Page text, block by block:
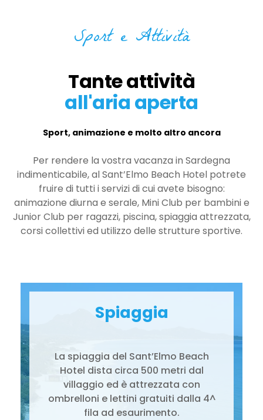
Sport e Attività
Tante attività
all'aria aperta
Sport, animazione e molto altro ancora
Per rendere la vostra vacanza in Sardegna
indimenticabile, al Sant’Elmo Beach Hotel potrete
fruire di tutti i servizi di cui avete bisogno:
animazione diurna e serale, Mini Club per bambini e
Junior Club per ragazzi, piscina, spiaggia attrezzata,
corsi collettivi ed utilizzo delle strutture sportive.
Spiaggia
La spiaggia del Sant’Elmo Beach
Hotel dista circa 500 metri dal
villaggio ed è attrezzata con
ombrelloni e lettini gratuiti dalla 4^
fila ad esaurimento.